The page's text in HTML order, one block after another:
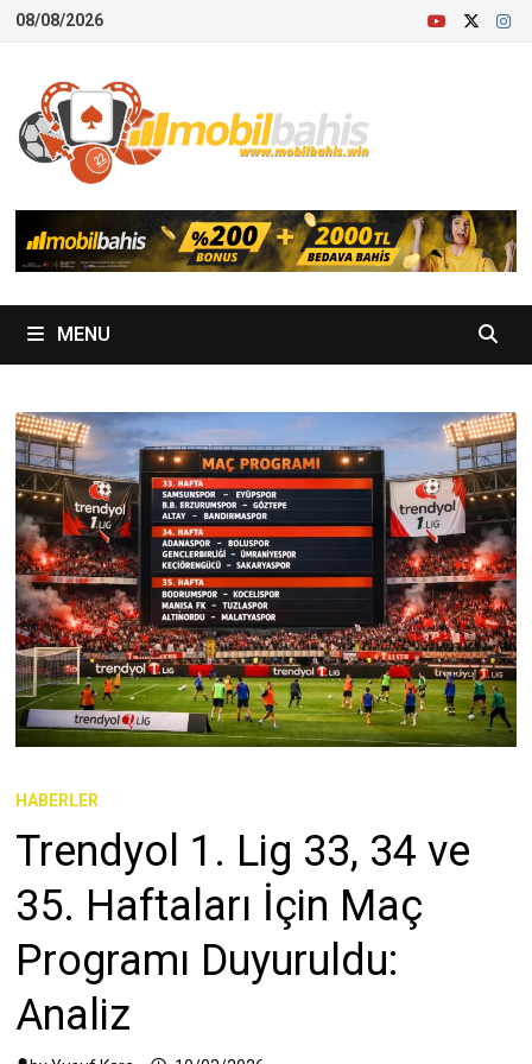
Skip
content
08/08/2026
MENU
HABERLER
Trendyol 1. Lig 33, 34 ve
35. Haftaları İçin Maç
Programı Duyuruldu:
Analiz